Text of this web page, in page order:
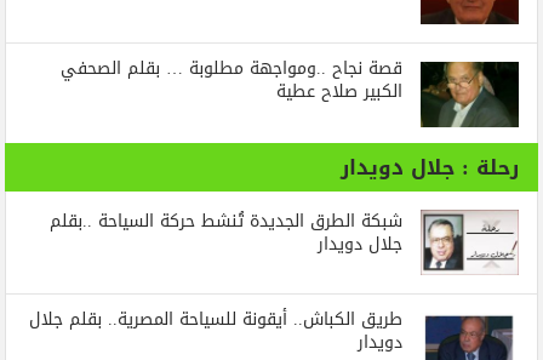
قصة نجاح ..ومواجهة مطلوبة … بقلم الصحفي
الكبير صلاح عطية
رحلة : جلال دويدار
شبكة الطرق الجديدة تُنشط حركة السياحة ..بقلم
جلال دويدار
طريق الكباش.. أيقونة للسياحة المصرية.. بقلم جلال
دويدار